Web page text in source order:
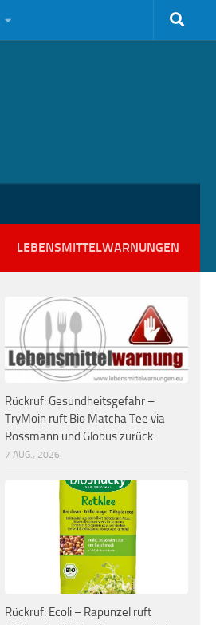
LEBENSMITTELWARNUNGEN
Rückruf: Gesundheitsgefahr –
TryMoin ruft Bio Matcha Tee via
Rossmann und Globus zurück
7 AUG., 2026
Rückruf: Ecoli – Rapunzel ruft